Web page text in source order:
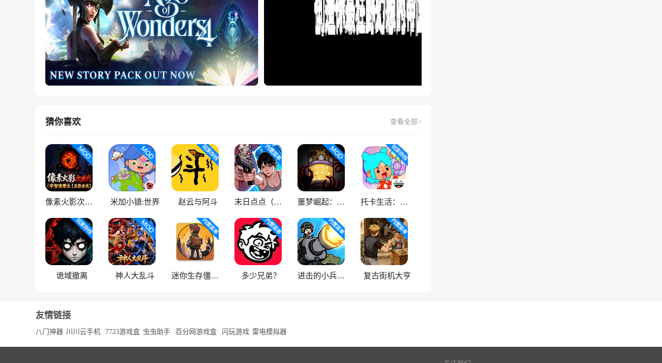
猜你喜欢 查看全部>
像素火影次世代 米加小镇:世界 赵云与阿斗 末日点点（辅助菜单） 噩梦崛起：生存 托卡生活：世界
诡域撤离 神人大乱斗 迷你生存僵尸大战魔改版 多少兄弟？ 进击的小兵（内置菜单） 复古街机大亨
友情链接
八门神器 川川云手机 7723游戏盒 虫虫助手 百分网游戏盒 闪玩游戏 雷电模拟器